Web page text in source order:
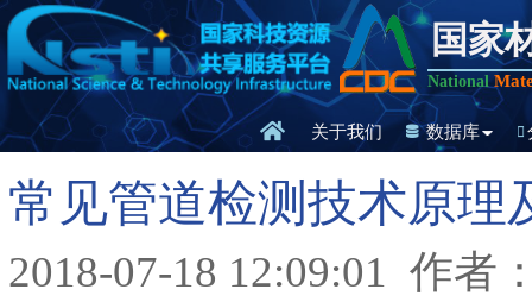
国家
National
关于我们 数据库
常见管道检测技术原理
2018-07-18 12:09:01 作者